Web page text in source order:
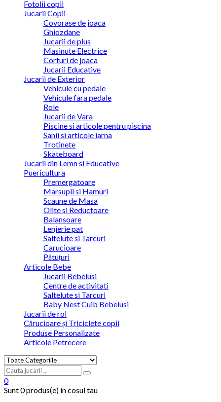
Fotolii copii
Jucarii Copii
Covorase de joaca
Ghiozdane
Jucarii de plus
Masinute Electrice
Corturi de joaca
Jucarii Educative
Jucarii de Exterior
Vehicule cu pedale
Vehicule fara pedale
Role
Jucarii de Vara
Piscine si articole pentru piscina
Sanii si articole iarna
Trotinete
Skateboard
Jucarii din Lemn si Educative
Puericultura
Premergatoare
Marsupii si Hamuri
Scaune de Masa
Olite si Reductoare
Balansoare
Lenjerie pat
Saltelute si Tarcuri
Carucioare
Pătuțuri
Articole Bebe
Jucarii Bebelusi
Centre de activitati
Saltelute si Tarcuri
Baby Nest Cuib Bebelusi
Jucarii de rol
Cărucioare și Triciclete copii
Produse Personalizate
Articole Petrecere
0
Sunt0 produs(e) in cosul tau